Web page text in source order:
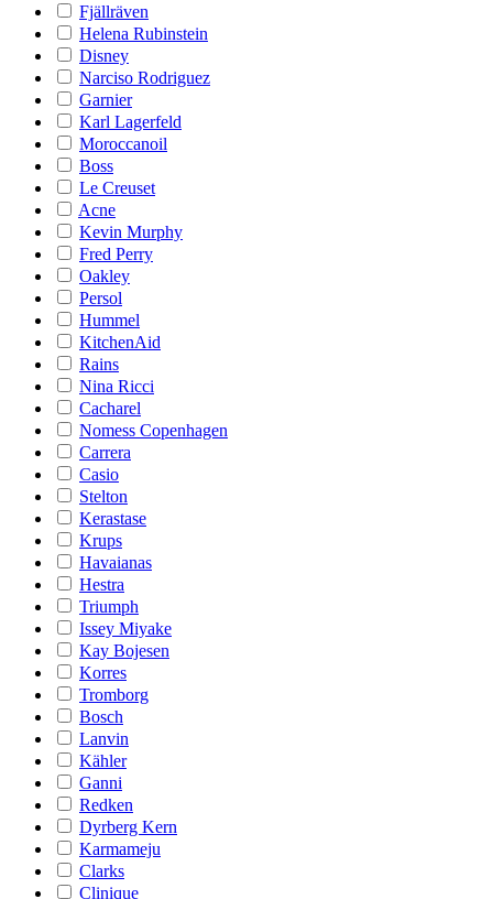
Fjällräven
Helena Rubinstein
Disney
Narciso Rodriguez
Garnier
Karl Lagerfeld
Moroccanoil
Boss
Le Creuset
Acne
Kevin Murphy
Fred Perry
Oakley
Persol
Hummel
KitchenAid
Rains
Nina Ricci
Cacharel
Nomess Copenhagen
Carrera
Casio
Stelton
Kerastase
Krups
Havaianas
Hestra
Triumph
Issey Miyake
Kay Bojesen
Korres
Tromborg
Bosch
Lanvin
Kähler
Ganni
Redken
Dyrberg Kern
Karmameju
Clarks
Clinique